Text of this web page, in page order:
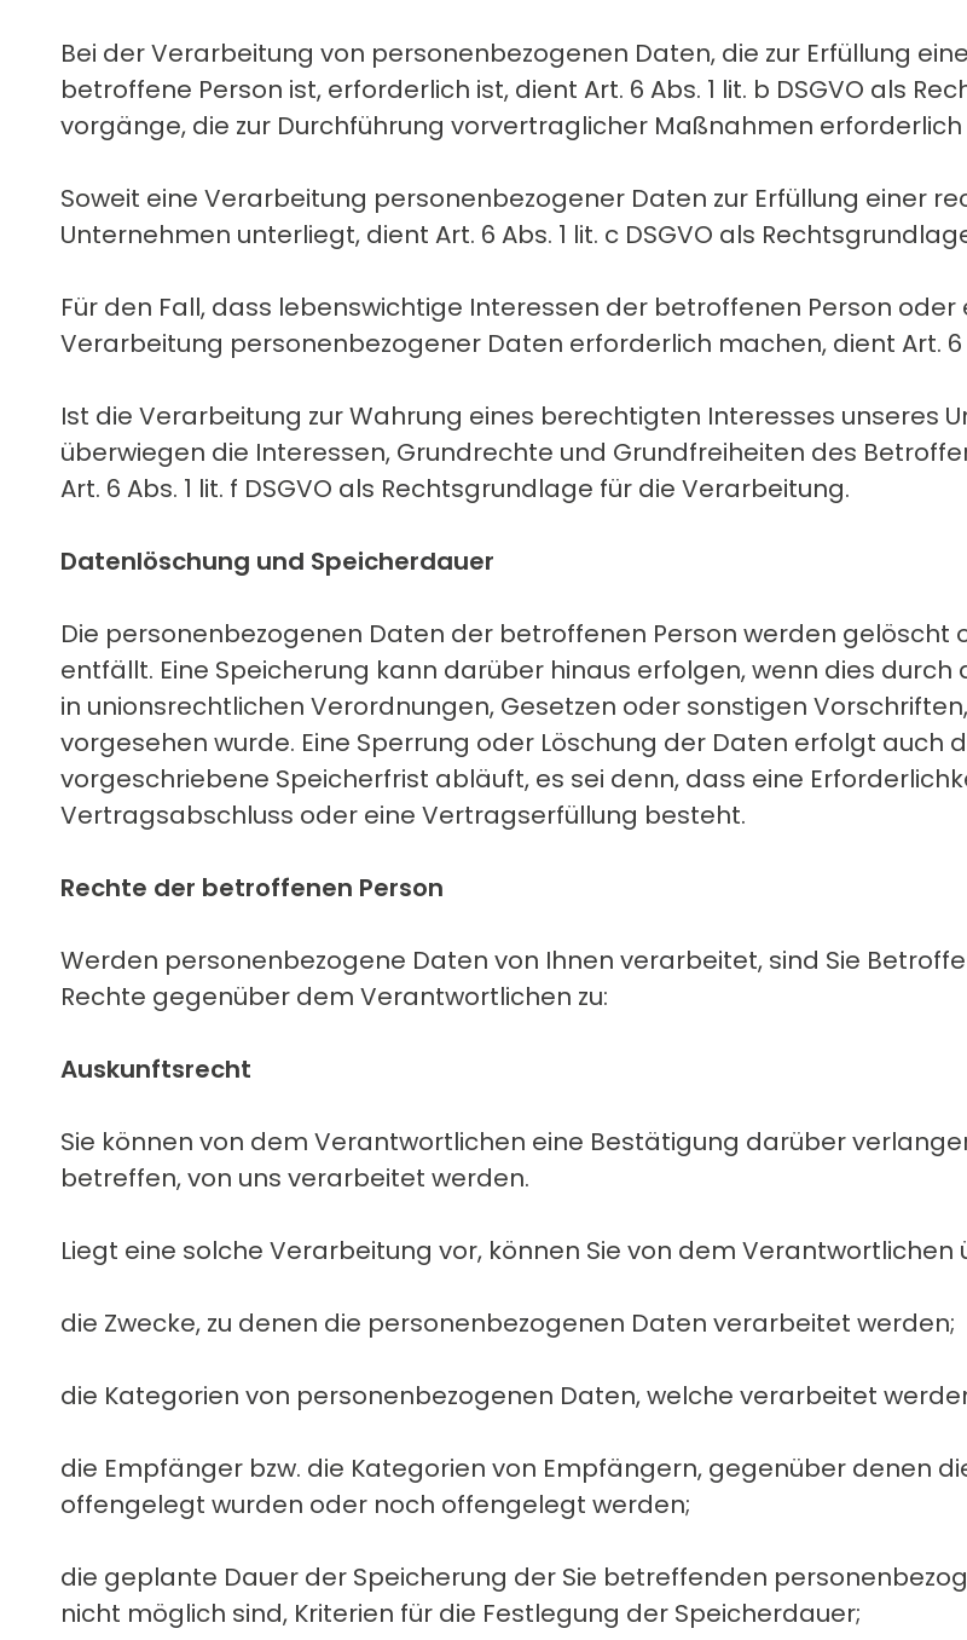
Bei der Verarbeitung von personenbezogenen Daten, die zur Erfüllung
betroffene Person ist, erforderlich ist, dient Art. 6 Abs. 1 lit. b DSGVO als
vorgänge, die zur Durchführung vorvertraglicher Maßnahmen erforderlich
Soweit eine Verarbeitung personenbezogener Daten zur Erfüllung einer
Unternehmen unterliegt, dient Art. 6 Abs. 1 lit. c DSGVO als
Für den Fall, dass lebenswichtige Interessen der betroffenen Person
Verarbeitung personenbezogener Daten erforderlich machen, dient Art. 6
Ist die Verarbeitung zur Wahrung eines berechtigten Interesses unseres
überwiegen die Interessen, Grundrechte und Grundfreiheiten des
Art. 6 Abs. 1 lit. f DSGVO als Rechtsgrundlage für die Verarbeitung.
Datenlöschung und Speicherdauer
Die personenbezogenen Daten der betroffenen Person werden
entfällt. Eine Speicherung kann darüber hinaus erfolgen, wenn dies
in unionsrechtlichen Verordnungen, Gesetzen oder sonstigen
vorgesehen wurde. Eine Sperrung oder Löschung der Daten erfolgt
vorgeschriebene Speicherfrist abläuft, es sei denn, dass eine
Vertragsabschluss oder eine Vertragserfüllung besteht.
Rechte der betroffenen Person
Werden personenbezogene Daten von Ihnen verarbeitet, sind Sie
Rechte gegenüber dem Verantwortlichen zu:
Auskunftsrecht
Sie können von dem Verantwortlichen eine Bestätigung darüber
betreffen, von uns verarbeitet werden.
Liegt eine solche Verarbeitung vor, können Sie von dem
die Zwecke, zu denen die personenbezogenen Daten verarbeitet werden;
die Kategorien von personenbezogenen Daten, welche verarbeitet
die Empfänger bzw. die Kategorien von Empfängern, gegenüber denen
offengelegt wurden oder noch offengelegt werden;
die geplante Dauer der Speicherung der Sie betreffenden
nicht möglich sind, Kriterien für die Festlegung der Speicherdauer;